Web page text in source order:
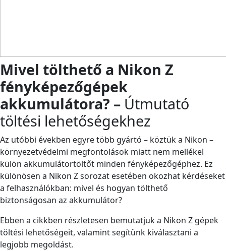
Mivel tölthető a Nikon Z
fényképezőgépek
akkumulátora? – Útmutató
töltési lehetőségekhez
Az utóbbi években egyre több gyártó – köztük a Nikon –
környezetvédelmi megfontolások miatt nem mellékel
külön akkumulátortöltőt minden fényképezőgéphez. Ez
különösen a Nikon Z sorozat esetében okozhat kérdéseket
a felhasználókban: mivel és hogyan tölthető
biztonságosan az akkumulátor?
Ebben a cikkben részletesen bemutatjuk a Nikon Z gépek
töltési lehetőségeit, valamint segítünk kiválasztani a
legjobb megoldást.